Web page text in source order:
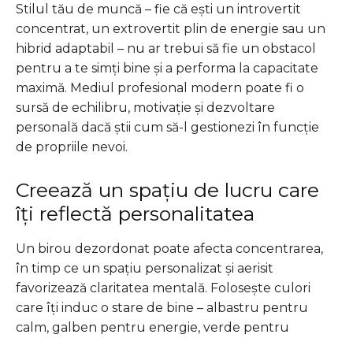
Stilul tău de muncă – fie că ești un introvertit
concentrat, un extrovertit plin de energie sau un
hibrid adaptabil – nu ar trebui să fie un obstacol
pentru a te simți bine și a performa la capacitate
maximă. Mediul profesional modern poate fi o
sursă de echilibru, motivație și dezvoltare
personală dacă știi cum să-l gestionezi în funcție
de propriile nevoi.
Creează un spațiu de lucru care
îți reflectă personalitatea
Un birou dezordonat poate afecta concentrarea,
în timp ce un spațiu personalizat și aerisit
favorizează claritatea mentală. Folosește culori
care îți induc o stare de bine – albastru pentru
calm, galben pentru energie, verde pentru